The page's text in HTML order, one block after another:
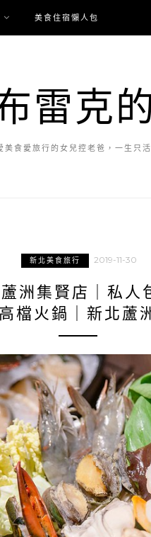
美食住宿懶人包
雷克
美食愛旅行的女兒控老爸，一生只
新北美食旅行 2019-11-30
洲集賢店｜私人
高檔火鍋｜新北蘆